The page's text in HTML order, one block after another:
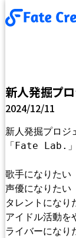
新人発掘プロ
2024/12/11
新人発掘プロジ
「Fate Lab.」
歌手になりたい
声優になりたい
タレントになり
アイドル活動を
ライバーになり